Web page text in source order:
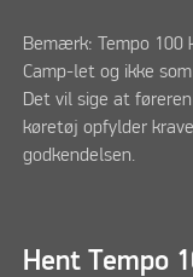
Bemærk: Tempo 100
Camp-let og ikke
Det vil sige at
køretøj opfylder
godkendelsen.
Hent Tempo